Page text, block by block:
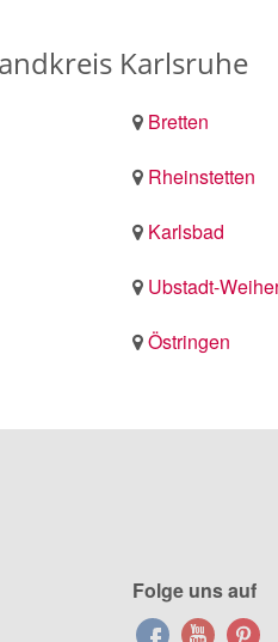
Karlsruhe
Bretten
Rheinstetten
Karlsbad
Ubstadt-
Östringen
Folge uns auf